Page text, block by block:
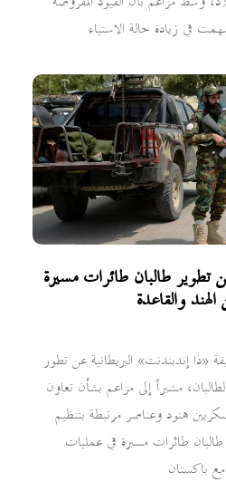
في زيادة حالة الاستياء
تطوير طالبان طائرات مسيرة
والقاعدة
إندبندنت» البريطانية عن تطور
لطالبان، مشيراً إلى مزاعم بشأن تعاون
هنود وعناصر مرتبطة بتنظيم
طائرات مسيرة في عمليات
باكستان